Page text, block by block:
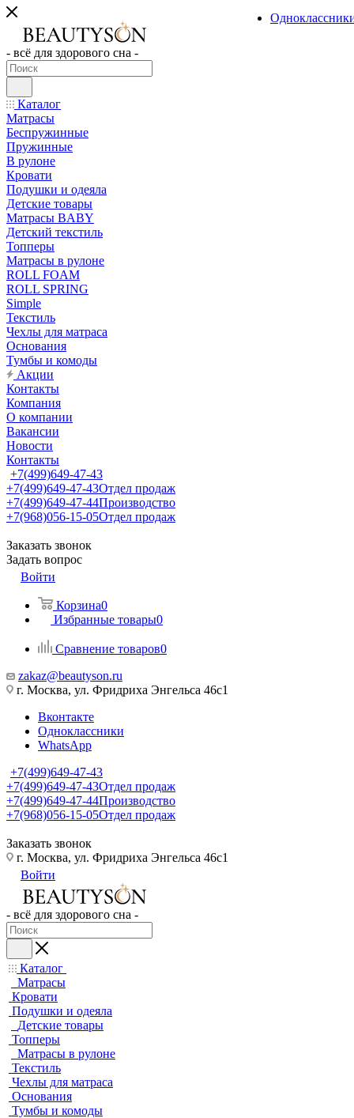
- всё для здорового сна -
Каталог
Матрасы
Беспружинные
Пружинные
В рулоне
Кровати
Подушки и одеяла
Детские товары
Матрасы BABY
Детский текстиль
Топперы
Матрасы в рулоне
ROLL FOAM
ROLL SPRING
Simple
Текстиль
Чехлы для матраса
Основания
Тумбы и комоды
Акции
Контакты
Компания
О компании
Вакансии
Новости
Контакты
+7(499)649-47-43
+7(499)649-47-43Отдел продаж
+7(499)649-47-44Производство
+7(968)056-15-05Отдел продаж
Заказать звонок
Задать вопрос
Войти
Корзина0
Избранные товары0
Сравнение товаров0
zakaz@beautyson.ru
г. Москва, ул. Фридриха Энгельса 46с1
Вконтакте
Одноклассники
WhatsApp
+7(499)649-47-43
+7(499)649-47-43Отдел продаж
+7(499)649-47-44Производство
+7(968)056-15-05Отдел продаж
Заказать звонок
г. Москва, ул. Фридриха Энгельса 46с1
Войти
- всё для здорового сна -
Каталог
Матрасы
Кровати
Подушки и одеяла
Детские товары
Топперы
Матрасы в рулоне
Текстиль
Чехлы для матраса
Основания
Тумбы и комоды